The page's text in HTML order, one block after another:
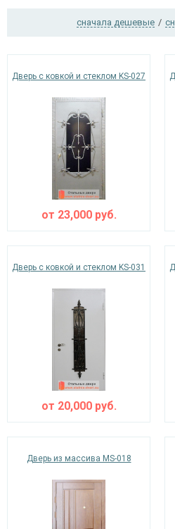
Контакты
+7 (495)
сначала дешевые /
Дверь с ковкой и стеклом KS-027
от 23,000руб.
Дверь с ковкой и стеклом KS-031
от 20,000руб.
Дверь из массива MS-018